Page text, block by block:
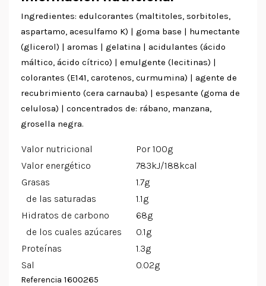
Ingredientes: edulcorantes (maltitoles, sorbitoles,
aspartamo, acesulfamo K) | goma base | humectante
(glicerol) | aromas | gelatina | acidulantes (ácido
máltico, ácido cítrico) | emulgente (lecitinas) |
colorantes (E141, carotenos, curmumina) | agente de
recubrimiento (cera carnauba) | espesante (goma de
celulosa) | concentrados de: rábano, manzana,
grosella negra.
Valor nutricional
Por 100g
Valor energético
783kJ/188kcal
Grasas
1.7g
de las saturadas
1.1g
Hidratos de carbono
68g
de los cuales azúcares
0.1g
Proteínas
1.3g
Sal
0.02g
Referencia 1600265